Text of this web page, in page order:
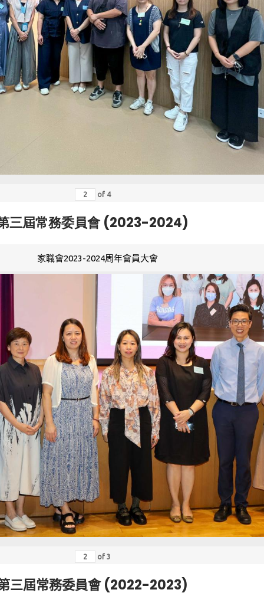
of 4
三屆常務委員會 (2023-2024)
家職會2023-2024周年會員大會
of 3
三屆常務委員會 (2022-2023)